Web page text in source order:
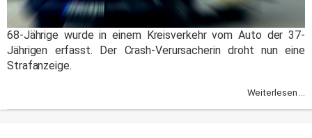
68-Jährige wurde in einem Kreisverkehr vom Auto der 37-
Jährigen erfasst. Der Crash-Verursacherin droht nun eine
Strafanzeige.
Weiterlesen ...